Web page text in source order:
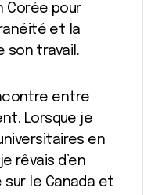
Corée pour
et la
son travail.
entre
Lorsque je
en
rêvais d’en
sur le Canada et